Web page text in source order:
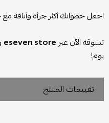
اجعل خطواتك أكثر جرأة وأناقة
تسوقه الآن عبرeseven store
يوم!
تقييمات المنتج